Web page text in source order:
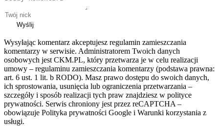
Wyślij
Wysyłając komentarz akceptujesz regulamin zamieszczania
komentarzy w serwisie. Administratorem Twoich danych
osobowych jest CKM.PL, który przetwarza je w celu realizacji
umowy – regulaminu zamieszczania komentarzy (podstawa prawna:
art. 6 ust. 1 lit. b RODO). Masz prawo dostępu do swoich danych,
ich sprostowania, usunięcia lub ograniczenia przetwarzania –
szczegóły i sposób realizacji tych praw znajdziesz w polityce
prywatności. Serwis chroniony jest przez reCAPTCHA –
obowiązuje Polityka prywatności Google i Warunki korzystania z
usługi.